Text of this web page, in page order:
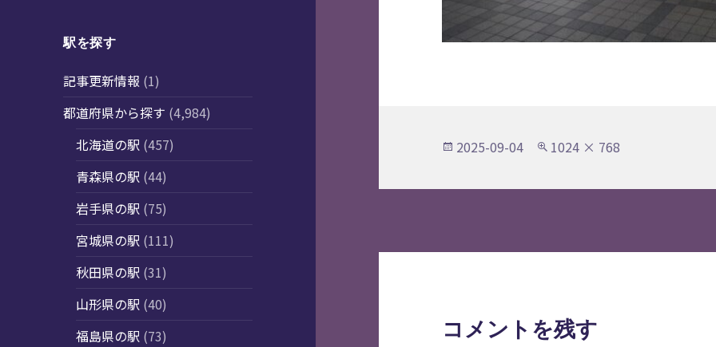
駅を探す
記事更新情報 (1)
都道府県から探す (4,984)
北海道の駅 (457)
青森県の駅 (44)
岩手県の駅 (75)
宮城県の駅 (111)
秋田県の駅 (31)
山形県の駅 (40)
福島県の駅 (73)
投
日:
2025-09-04
フ
サ
1024 × 768
コメントを残す